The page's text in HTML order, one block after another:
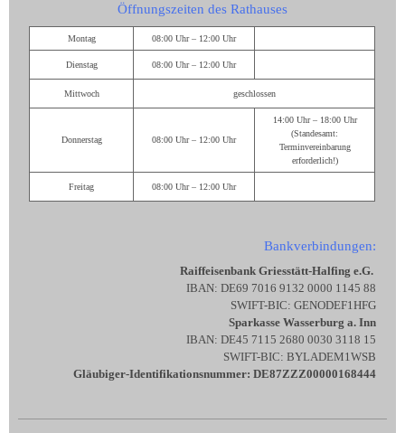
Öffnungszeiten des Rathauses
Montag 08:00 Uhr – 12:00 Uhr
Dienstag 08:00 Uhr – 12:00 Uhr
Mittwoch geschlossen
Donnerstag 08:00 Uhr – 12:00 Uhr
14:00 Uhr – 18:00 Uhr
(Standesamt:
Terminvereinbarung
erforderlich!)
Freitag 08:00 Uhr – 12:00 Uhr
Bankverbindungen:
Raiffeisenbank Griesstätt-Halfing e.G.
IBAN: DE69 7016 9132 0000 1145 88
SWIFT-BIC: GENODEF1HFG
Sparkasse Wasserburg a. Inn
IBAN: DE45 7115 2680 0030 3118 15
SWIFT-BIC: BYLADEM1WSB
Gläubiger-Identifikationsnummer: DE87ZZZ00000168444